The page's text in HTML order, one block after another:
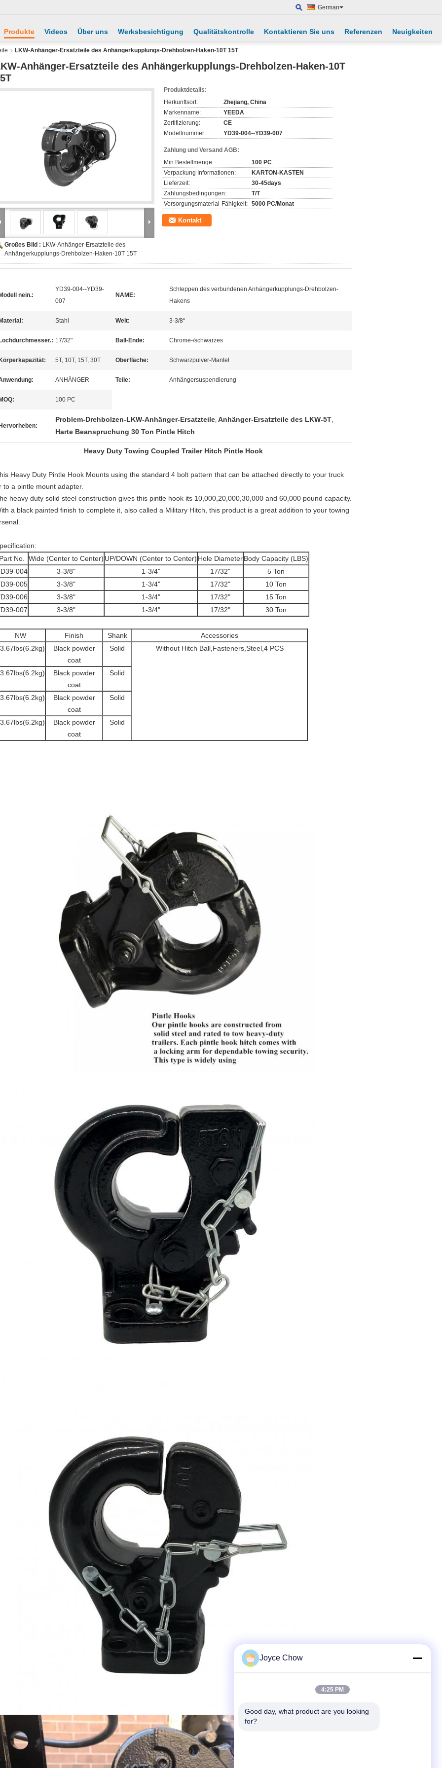
German
Produkte Videos Über uns Werksbesichtigung Qualitätskontrolle Kontaktieren Sie uns Referenzen Neuigkeiten
LKW-Anhänger-Ersatzteile des Anhängerkupplungs-Drehbolzen-Haken-10T 15T
Anhänger-Ersatzteile des Anhängerkupplungs-Drehbolzen-Haken-10T
Großes Bild : LKW-Anhänger-Ersatzteile des
Anhängerkupplungs-Drehbolzen-Haken-10T 15T
Produktdetails:
Herkunftsort:
Zhejiang, China
Markenname:
YEEDA
Zertifizierung:
CE
Modellnummer:
YD39-004--YD39-007
Zahlung und Versand AGB:
Min Bestellmenge:
100 PC
Verpackung Informationen:
KARTON-KASTEN
Lieferzeit:
30-45days
Zahlungsbedingungen:
T/T
Versorgungsmaterial-Fähigkeit: 5000 PC/Monat
Kontakt
Modell nein.:
YD39-004--YD39-
007
NAME:
Schleppen des verbundenen Anhängerkupplungs-Drehbolzen-
Hakens
Material: Stahl Weit: 3-3/8“
Lochdurchmesser.: 17/32" Ball-Ende: Chrome-/schwarzes
Körperkapazität: 5T, 10T, 15T, 30T Oberfläche: Schwarzpulver-Mantel
ANHÄNGER Teile: Anhängersuspendierung
MOQ: 100 PC
Hervorheben:
Problem-Drehbolzen-LKW-Anhänger-Ersatzteile, Anhänger-Ersatzteile des LKW-5T,
Harte Beanspruchung 30 Ton Pintle Hitch
Heavy Duty Towing Coupled Trailer Hitch Pintle Hook
Heavy Duty Pintle Hook Mounts using the standard 4 bolt pattern that can be attached directly to your truck
to a pintle mount adapter.
heavy duty solid steel construction gives this pintle hook its 10,000,20,000,30,000 and 60,000 pound capacity.
a black painted finish to complete it, also called a Military Hitch, this product is a great addition to your towing
Part No.
Wide (Center to Center) UP/DOWN (Center to Center) Hole DiameterBody Capacity (LBS)
004
3-3/8" 1-3/4" 17/32"
5 Ton
005
3-3/8" 1-3/4" 17/32"
10 Ton
006
3-3/8" 1-3/4" 17/32"
15 Ton
007
3-3/8" 1-3/4" 17/32" 30 Ton
NW Finish Shank
Accessories
Black powder
coat
Solid Without Hitch Ball,Fasteners,Steel,4 PCS
Black powder
coat
Solid
Black powder
coat
Solid
Black powder
coat
Solid
Joyce Chow
4:25 PM
Good day, what product are you looking
for?